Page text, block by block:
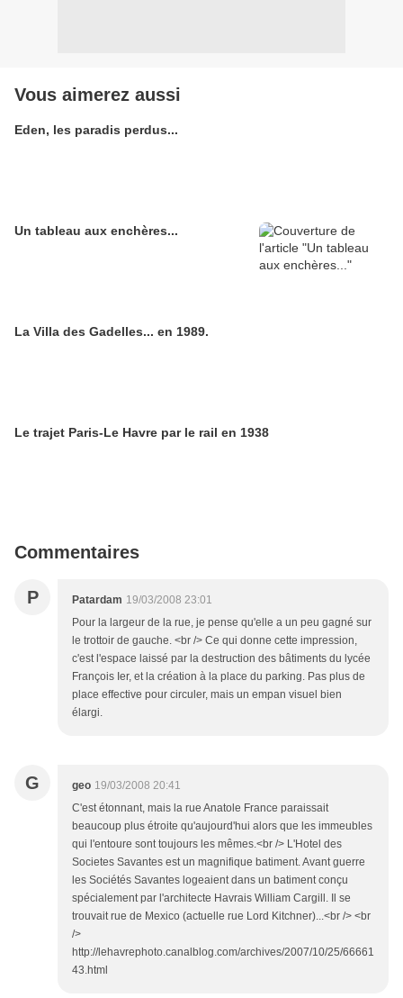
Vous aimerez aussi
Eden, les paradis perdus...
Un tableau aux enchères...
La Villa des Gadelles... en 1989.
Le trajet Paris-Le Havre par le rail en 1938
Commentaires
P Patardam 19/03/2008 23:01
Pour la largeur de la rue, je pense qu'elle a un peu gagné sur
le trottoir de gauche. <br /> Ce qui donne cette impression,
c'est l'espace laissé par la destruction des bâtiments du lycée
François Ier, et la création à la place du parking. Pas plus de
place effective pour circuler, mais un empan visuel bien
élargi.
G geo 19/03/2008 20:41
C'est étonnant, mais la rue Anatole France paraissait
beaucoup plus étroite qu'aujourd'hui alors que les immeubles
qui l'entoure sont toujours les mêmes.<br /> L'Hotel des
Societes Savantes est un magnifique batiment. Avant guerre
les Sociétés Savantes logeaient dans un batiment conçu
spécialement par l'architecte Havrais William Cargill. Il se
trouvait rue de Mexico (actuelle rue Lord Kitchner)...<br /> <br
/>
http://lehavrephoto.canalblog.com/archives/2007/10/25/66661
43.html